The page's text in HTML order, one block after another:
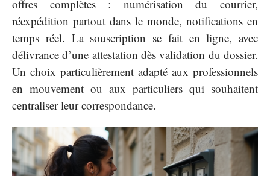
offres complètes : numérisation du courrier,
réexpédition partout dans le monde, notifications en
temps réel. La souscription se fait en ligne, avec
délivrance d’une attestation dès validation du dossier.
Un choix particulièrement adapté aux professionnels
en mouvement ou aux particuliers qui souhaitent
centraliser leur correspondance.